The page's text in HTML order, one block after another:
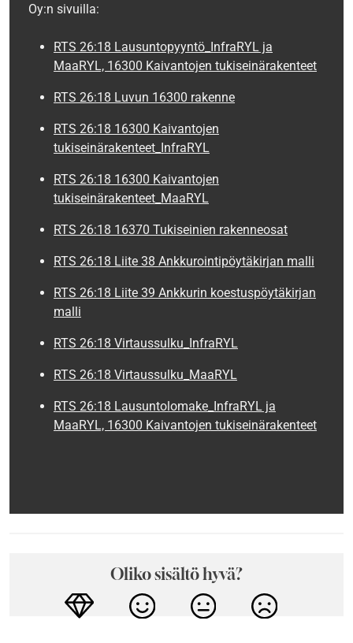
Oy:n sivuilla:
RTS 26:18 Lausuntopyyntö_InfraRYL ja
MaaRYL, 16300 Kaivantojen tukiseinärakenteet
RTS 26:18 Luvun 16300 rakenne
RTS 26:18 16300 Kaivantojen
tukiseinärakenteet_InfraRYL
RTS 26:18 16300 Kaivantojen
tukiseinärakenteet_MaaRYL
RTS 26:18 16370 Tukiseinien rakenneosat
RTS 26:18 Liite 38 Ankkurointipöytäkirjan malli
RTS 26:18 Liite 39 Ankkurin koestuspöytäkirjan
malli
RTS 26:18 Virtaussulku_InfraRYL
RTS 26:18 Virtaussulku_MaaRYL
RTS 26:18 Lausuntolomake_InfraRYL ja
MaaRYL, 16300 Kaivantojen tukiseinärakenteet
Oliko sisältö hyvä?